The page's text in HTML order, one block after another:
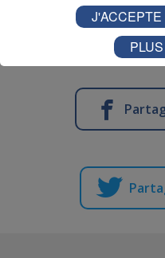
mécanique
J'ACCEPTE